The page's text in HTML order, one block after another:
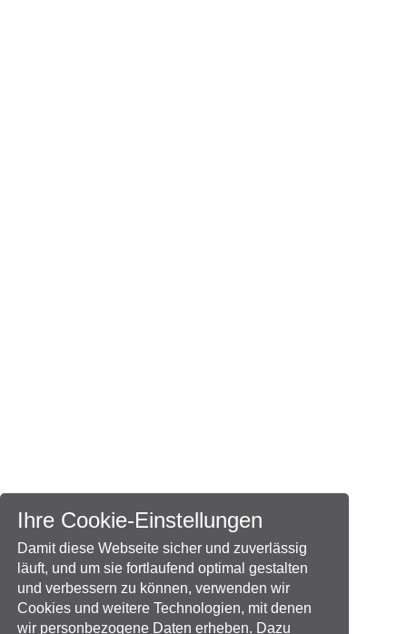
Ihre Cookie-Einstellungen
Damit diese Webseite sicher und zuverlässig
läuft, und um sie fortlaufend optimal gestalten
und verbessern zu können, verwenden wir
Cookies und weitere Technologien, mit denen
wir personbezogene Daten erheben. Dazu